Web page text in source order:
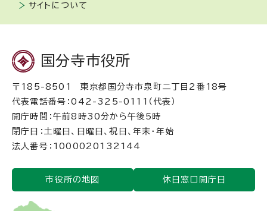
サイトについて
国分寺市役所
〒185-8501 東京都国分寺市泉町二丁目2番18号
代表電話番号：042-325-0111（代表）
開庁時間：午前8時30分から午後5時
閉庁日：土曜日、日曜日、祝日、年末・年始
法人番号：1000020132144
市役所の地図 休日窓口開庁日